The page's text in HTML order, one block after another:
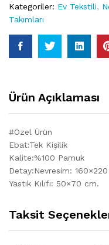
Kategoriler: Ev Tekstili,
Takımları
Ürün Açıklaması
#Özel Ürün
Ebat:Tek Kişilik
Kalite:%100 Pamuk
Detay:Nevresim:
Yastık Kılıfı: 50×70 cm.
Taksit